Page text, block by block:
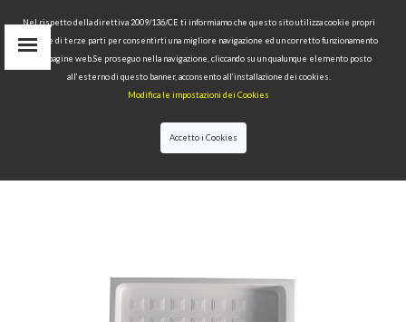
COLLECTIONS>RETRÒ>CORNER SHOWER
Nel rispetto della direttiva 2009/136/CE ti informiamo che questo sito utilizza cookie propri
tecnici e di terze parti per consentirti una migliore navigazione ed un corretto funzionamento
delle pagine web.Se proseguo nella navigazione, cliccando su un qualunque elemento posto
all’esterno di questo banner, acconsento all’installazione dei cookies.
Modifica le impostazioni dei Cookies
Accetto i Cookies